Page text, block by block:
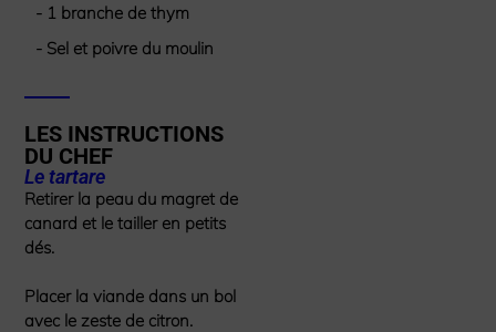
- 1 branche de thym
- Sel et poivre du moulin
LES INSTRUCTIONS
DU CHEF
Le tartare
Retirer la peau du magret de
canard et le tailler en petits
dés.
Placer la viande dans un bol
avec le zeste de citron.